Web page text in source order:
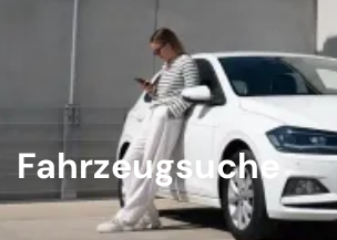
Fahrzeugsuche